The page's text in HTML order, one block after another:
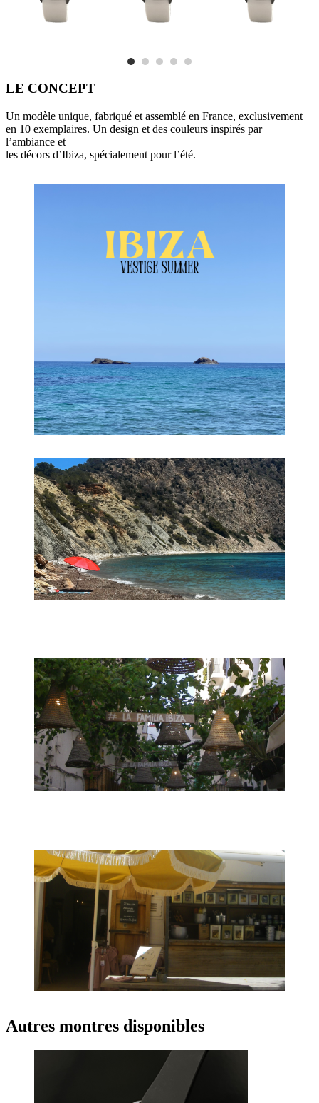
LE CONCEPT
Un modèle unique, fabriqué et assemblé en France, exclusivement
en 10 exemplaires. Un design et des couleurs inspirés par
l’ambiance et
les décors d’Ibiza, spécialement pour l’été.
Autres montres disponibles